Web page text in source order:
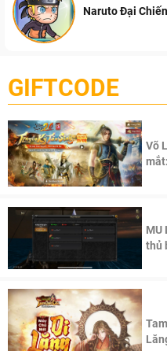
Naruto Đại
GIFTCODE
Võ
MU
thủ